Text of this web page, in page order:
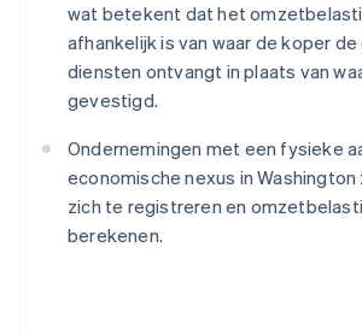
wat betekent dat het
afhankelijk is van waar de koper
diensten ontvangt in plaats van
gevestigd.
Ondernemingen met een fysieke
economische nexus in
zich te registreren en
berekenen.